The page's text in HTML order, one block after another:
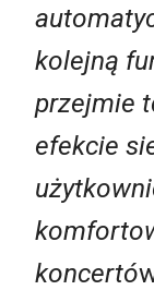
kolejną
przejmie
efekcie
koncertó